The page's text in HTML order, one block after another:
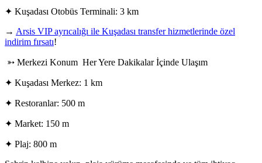
✦ Kuşadası Otobüs Terminali: 3 km
→ Arsis VIP ayrıcalığı ile Kuşadası transfer hizmetlerinde özel
indirim fırsatı!
➳ Merkezi Konum Her Yere Dakikalar İçinde Ulaşım
✦ Kuşadası Merkez: 1 km
✦ Restoranlar: 500 m
✦ Market: 150 m
✦ Plaj: 800 m